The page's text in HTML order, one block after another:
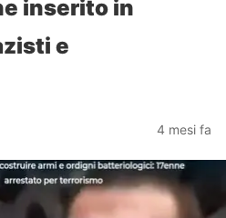
inserito in
e
4 mesi fa